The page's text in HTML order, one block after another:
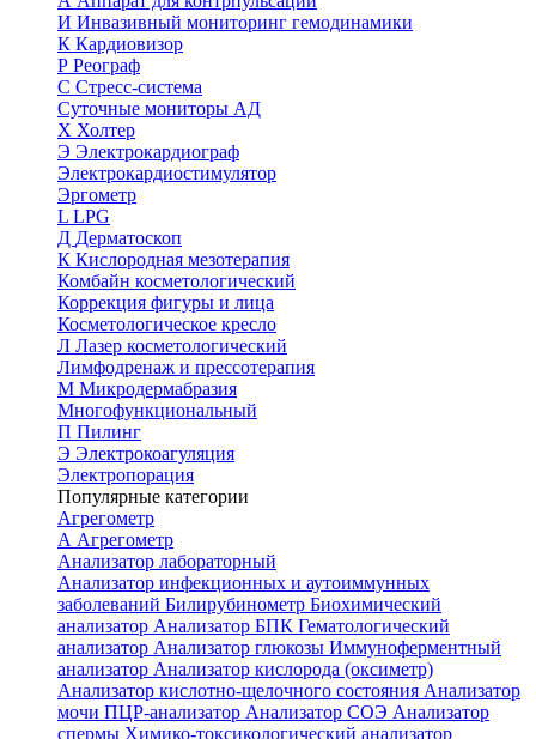
И Инвазивный мониторинг гемодинамики
К Кардиовизор
Р Реограф
С Стресс-система
Суточные мониторы АД
Х Холтер
Э Электрокардиограф
Электрокардиостимулятор
Эргометр
L LPG
Д Дерматоскоп
К Кислородная мезотерапия
Комбайн косметологический
Коррекция фигуры и лица
Косметологическое кресло
Л Лазер косметологический
Лимфодренаж и прессотерапия
М Микродермабразия
Многофункциональный
П Пилинг
Э Электрокоагуляция
Электропорация
Популярные категории
Агрегометр
А Агрегометр
Анализатор лабораторный
Анализатор инфекционных и аутоиммунных
заболеваний Билирубинометр Биохимический
анализатор Анализатор БПК Гематологический
анализатор Анализатор глюкозы Иммуноферментный
анализатор Анализатор кислорода (оксиметр)
Анализатор кислотно-щелочного состояния Анализатор
мочи ПЦР-анализатор Анализатор СОЭ Анализатор
спермы Химико-токсикологический анализатор